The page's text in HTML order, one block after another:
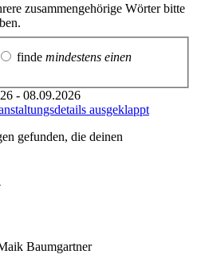
zusammengehörige Wörter bitte
finde mindestens einen
- 08.09.2026
ausgeklappt
gefunden, die deinen
Baumgartner